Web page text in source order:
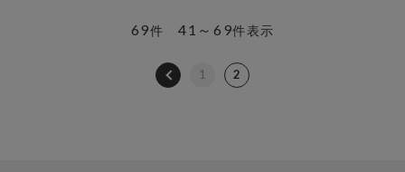
41～69件表示
69件
1 2